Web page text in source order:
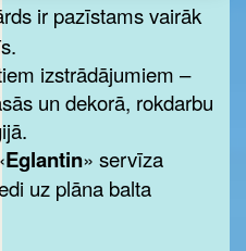
ir pazīstams vairāk
izstrādājumiem –
un dekorā, rokdarbu
Eglantin» servīza
uz plāna balta